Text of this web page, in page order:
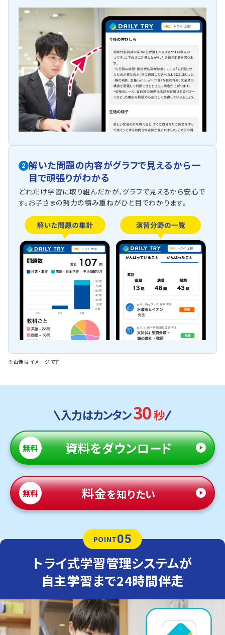
2 解いた問題の内容がグラフで見えるから一
目で頑張りがわかる
どれだけ学習に取り組んだかが、グラフで見えるから安心で
す。お子さまの努力の積み重ねがひと目でわかります。
※画像はイメージです
入力はカンタン30秒
無料 資料をダウンロード
無料 料金を知りたい
POINT05
トライ式学習管理システムが
自主学習まで24時間伴走